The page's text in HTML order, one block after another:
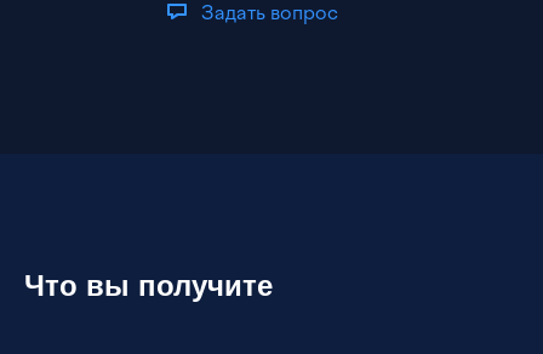
Задать вопрос
Что вы получите